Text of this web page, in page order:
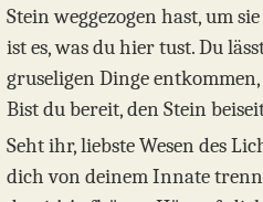
Stein weggezogen hast, um
ist es, was du hier tust. Du
gruseligen Dinge
Bist du bereit, den Stein
Seht ihr, liebste Wesen des
dich von deinem Innate